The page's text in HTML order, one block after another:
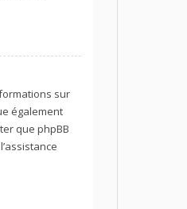
sur
également
que phpBB